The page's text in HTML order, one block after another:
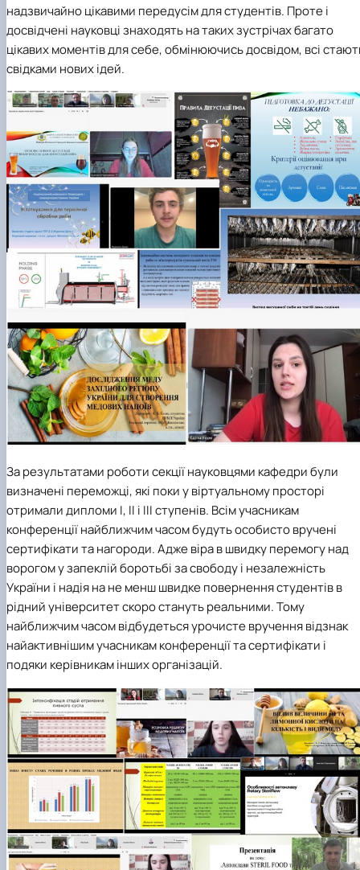
надзвичайно цікавими передусім для студентів. Проте і
досвідчені науковці знаходять на таких зустрічах багато
цікавих моментів для себе, обмінюючись досвідом, всі
свідками нових ідей.
За результатами роботи секції науковцями кафедри були
визначені переможці, які поки у віртуальному просторі
отримали дипломи І, ІІ і ІІІ ступенів. Всім учасникам
конференції найближчим часом будуть особисто вручені
сертифікати та нагороди. Адже віра в швидку перемогу над
ворогом у запеклій боротьбі за свободу і незалежність
України і надія на не менш швидке повернення студентів в
рідний університет скоро стануть реальними. Тому
найближчим часом відбудеться урочисте вручення відзнак
найактивнішим учасникам конференції та сертифікати і
подяки керівникам інших організацій.